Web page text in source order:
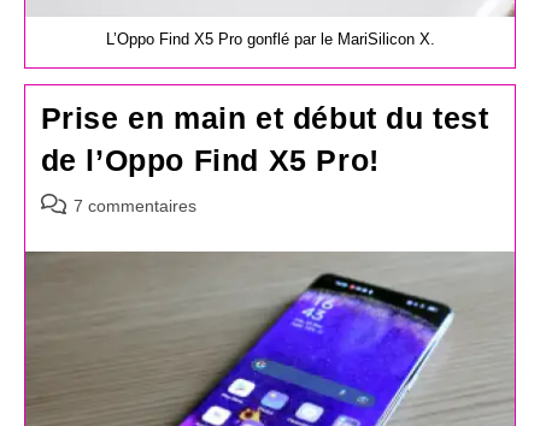
L’Oppo Find X5 Pro gonflé par le MariSilicon X.
Prise en main et début du test
de l’Oppo Find X5 Pro!
Commentaires
la
7 commentaires